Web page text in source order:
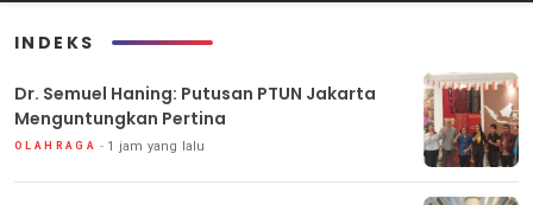
INDEKS
Dr. Semuel Haning: Putusan PTUN Jakarta
Menguntungkan Pertina
OLAHRAGA 1 jam yang lalu